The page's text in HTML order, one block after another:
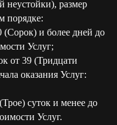
неустойки), размер
порядке:
(Сорок) и более дней до
Услуг;
от 39 (Тридцати
оказания Услуг:
суток и менее до
Услуг.